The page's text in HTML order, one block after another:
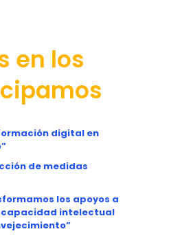
en los
digital en
de medidas
los apoyos a
intelectual